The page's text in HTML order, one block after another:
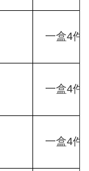
一盒4件
一盒4件
一盒4件